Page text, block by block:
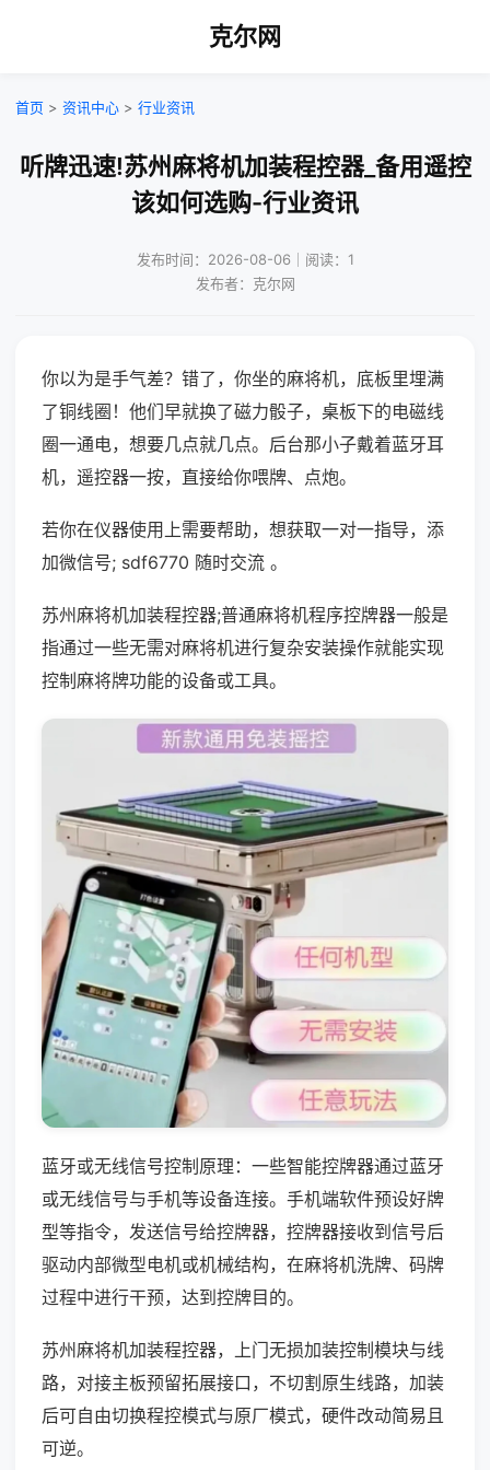
克尔网
首页 > 资讯中心 > 行业资讯
听牌迅速!苏州麻将机加装程控器_备用遥控
该如何选购-行业资讯
发布时间：2026-08-06｜阅读：1
发布者：克尔网
你以为是手气差？错了，你坐的麻将机，底板里埋满
了铜线圈！他们早就换了磁力骰子，桌板下的电磁线
圈一通电，想要几点就几点。后台那小子戴着蓝牙耳
机，遥控器一按，直接给你喂牌、点炮。
若你在仪器使用上需要帮助，想获取一对一指导，添
加微信号; sdf6770 随时交流 。
苏州麻将机加装程控器;普通麻将机程序控牌器一般是
指通过一些无需对麻将机进行复杂安装操作就能实现
控制麻将牌功能的设备或工具。
蓝牙或无线信号控制原理：一些智能控牌器通过蓝牙
或无线信号与手机等设备连接。手机端软件预设好牌
型等指令，发送信号给控牌器，控牌器接收到信号后
驱动内部微型电机或机械结构，在麻将机洗牌、码牌
过程中进行干预，达到控牌目的。
苏州麻将机加装程控器，上门无损加装控制模块与线
路，对接主板预留拓展接口，不切割原生线路，加装
后可自由切换程控模式与原厂模式，硬件改动简易且
可逆。